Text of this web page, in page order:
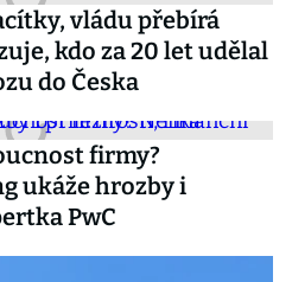
vládu přebírá
kdo za 20 let udělal
do Česka
firmy?
ukáže hrozby i
PwC